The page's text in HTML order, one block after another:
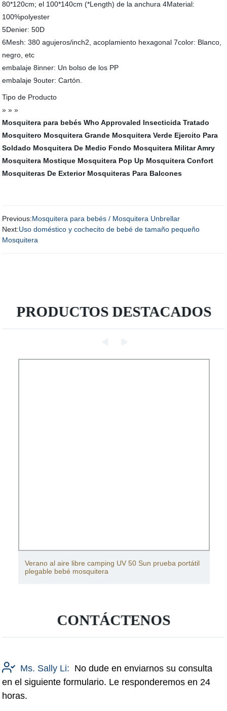
80*120cm; el 100*140cm (*Length) de la anchura 4Material:
100%polyester
5Denier: 50D
6Mesh: 380 agujeros/inch2, acoplamiento hexagonal 7color: Blanco,
negro, etc
embalaje 8inner: Un bolso de los PP
embalaje 9outer: Cartón.
Tipo de Producto
» » »
Mosquitera para bebés Who Approvaled Insecticida Tratado
Mosquitero Mosquitera Grande Mosquitera Verde Ejercito Para
Soldado Mosquitera De Medio Fondo Mosquitera Militar Amry
Mosquitera Mostique Mosquitera Pop Up Mosquitera Confort
Mosquiteras De Exterior Mosquiteras Para Balcones
Previous:Mosquitera para bebés / Mosquitera Unbrellar
Next:Uso doméstico y cochecito de bebé de tamaño pequeño
Mosquitera
PRODUCTOS DESTACADOS
Verano al aire libre camping UV 50 Sun prueba portátil
plegable bebé mosquitera
CONTÁCTENOS
Ms. Sally Li: No dude en enviarnos su consulta
en el siguiente formulario. Le responderemos en 24
horas.